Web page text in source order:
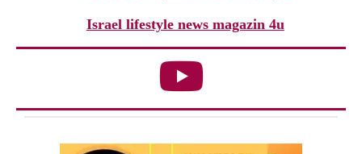
Israel lifestyle news magazin 4u